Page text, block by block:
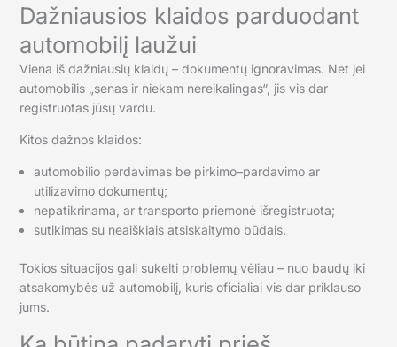
Dažniausios klaidos parduodant
automobilį laužui
Viena iš dažniausių klaidų – dokumentų ignoravimas. Net jei
automobilis „senas ir niekam nereikalingas“, jis vis dar
registruotas jūsų vardu.
Kitos dažnos klaidos:
automobilio perdavimas be pirkimo–pardavimo ar
utilizavimo dokumentų;
nepatikrinama, ar transporto priemonė išregistruota;
sutikimas su neaiškiais atsiskaitymo būdais.
Tokios situacijos gali sukelti problemų vėliau – nuo baudų iki
atsakomybės už automobilį, kuris oficialiai vis dar priklauso
jums.